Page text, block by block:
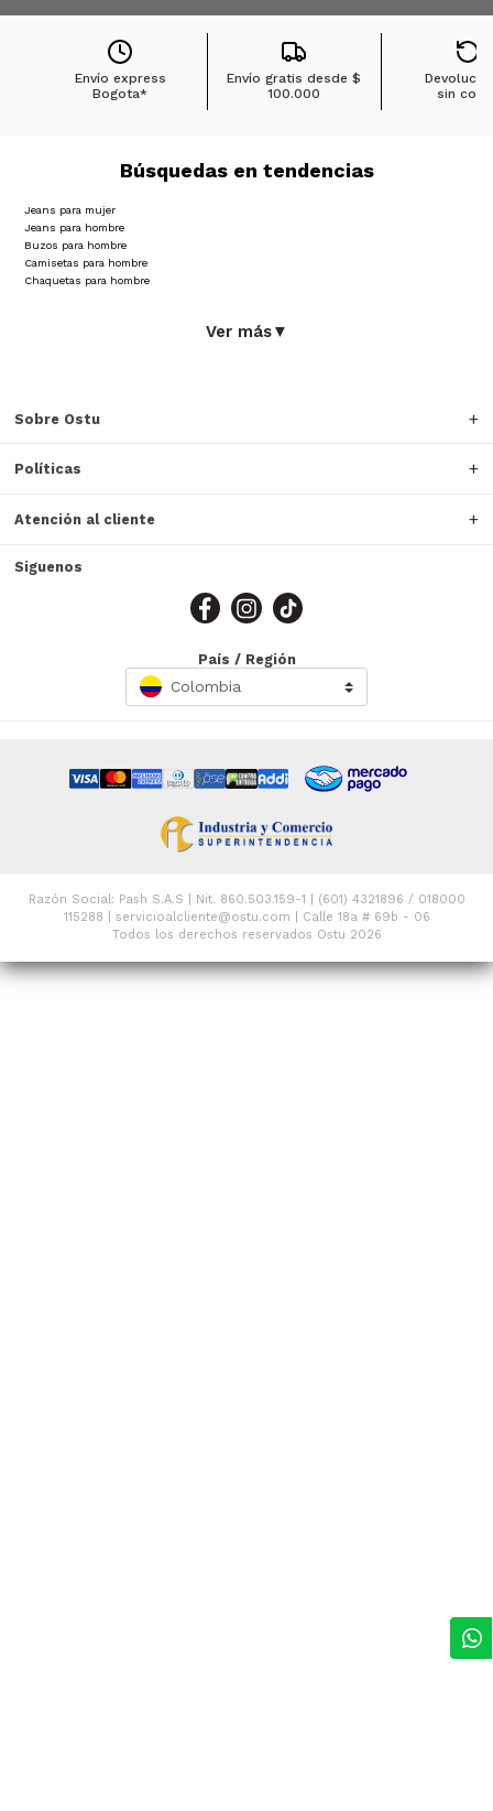
Envío express
Bogota*
Envío gratis desde$
100.000
sin
Búsquedas en tendencias
Jeans para mujer
Jeans para hombre
Buzos para hombre
Camisetas para hombre
Chaquetas para hombre
Ver más▼
Sobre Ostu
Políticas
Atención al cliente
Siguenos
País / Región
Colombia
Razón Social: Pash S.A.S | Nit. 860.503.159-1 | (601) 4321896 / 018000
115288 | servicioalcliente@ostu.com | Calle 18a # 69b - 06
Todos los derechos reservados Ostu 2026